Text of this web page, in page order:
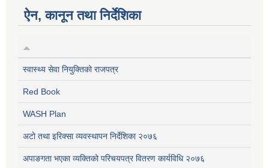
ऐन, कानून तथा निर्देशिका
स्वास्थ्य सेवा नियुक्तिको राजपत्र
Red Book
WASH Plan
अटो तथा इरिक्सा व्यवस्थापन निर्देशिका २०७६
अपाङगता भएका व्यक्तिको परिचयपत्र वितरण कार्यविधि २०७६